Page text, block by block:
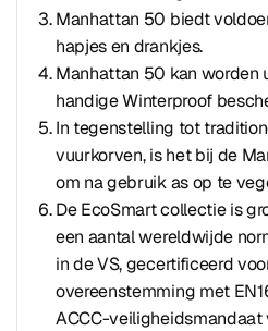
Manhattan 50 biedt
hapjes en drankjes.
Manhattan 50 kan worden
handige Winterproof
In tegenstelling tot
vuurkorven, is het bij de
om na gebruik as op te
De EcoSmart collectie is
een aantal wereldwijde
in de VS, gecertificeerd
overeenstemming met
ACCC-veiligheidsmandaat